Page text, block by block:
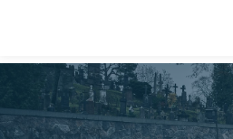
do